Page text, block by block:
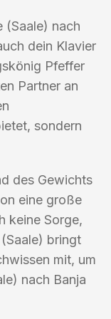
(Saale) nach
dein Klavier
Pfeffer
Partner an
sondern
des Gewichts
eine große
keine Sorge,
bringt
mit, um
nach Banja